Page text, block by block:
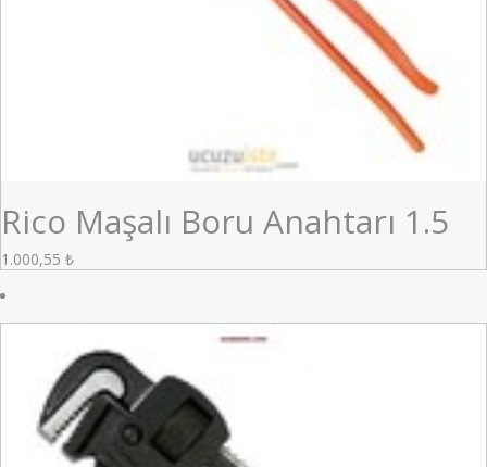
Rico Maşalı Boru Anahtarı 1.5
1.000,55 ₺